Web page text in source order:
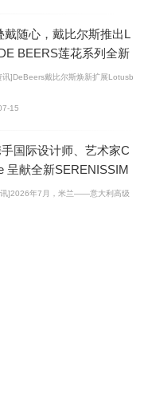
店璀璨揭幕
戴随心，戴比尔斯推出L
BEERS莲花系列全新
讯]DeBeers戴比尔斯焕新扩展Lotusb
15
国际设计师、艺术家C
呈献全新SERENISSIM
列广告大片
讯]2026年7月，米兰——意大利高级